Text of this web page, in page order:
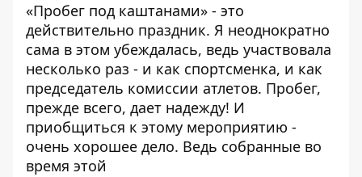
«Пробег под каштанами» - это
действительно праздник. Я неоднократно
сама в этом убеждалась, ведь участвовала
несколько раз - и как спортсменка, и как
председатель комиссии атлетов. Пробег,
прежде всего, дает надежду! И
приобщиться к этому мероприятию -
очень хорошее дело. Ведь собранные во
время этой